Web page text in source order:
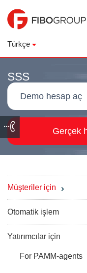
Türkçe
SSS
Demo hesap aç
Gerçek
Müşteriler için
Otomatik işlem
Yatırımcılar için
For PAMM-agents